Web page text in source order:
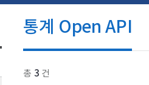
통계 Open API
총 3 건